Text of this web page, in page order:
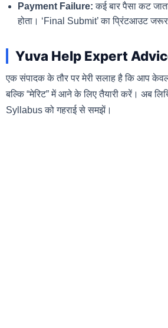
Payment Failure: कई बार पैसा कट
होता। ‘Final Submit’ का प्रिंटआउट
Yuva Help Expert
एक संपादक के तौर पर मेरी सलाह है कि आप केवल
बल्कि “मेरिट” में आने के लिए तैयारी करें। अब
Syllabus को गहराई से समझें।